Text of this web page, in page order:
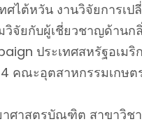
ศไต้หวัน งานวิจัยการเ
วิจัยกับผู้เชี่ยวชาญด้าน
ประเทศสหรัฐอเม
คณะอุตสาหกรรมเกษ
าสตรบัณฑิต สาขาวิชา